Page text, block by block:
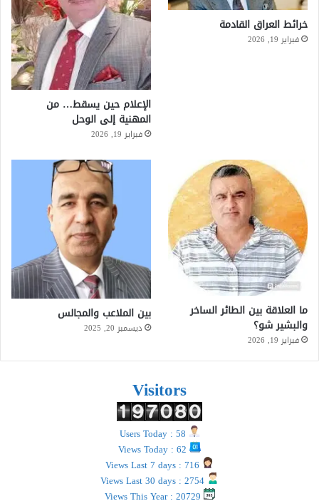
خرائط العراق القادمة
فبراير 19, 2026
الإعلام حين يسقط… من
المهنية إلى الوحل
فبراير 19, 2026
ما العلاقة بين الطائر الساخر
والبشير شو؟
فبراير 19, 2026
بين الملاعب والمجالس
ديسمبر 20, 2025
Visitors